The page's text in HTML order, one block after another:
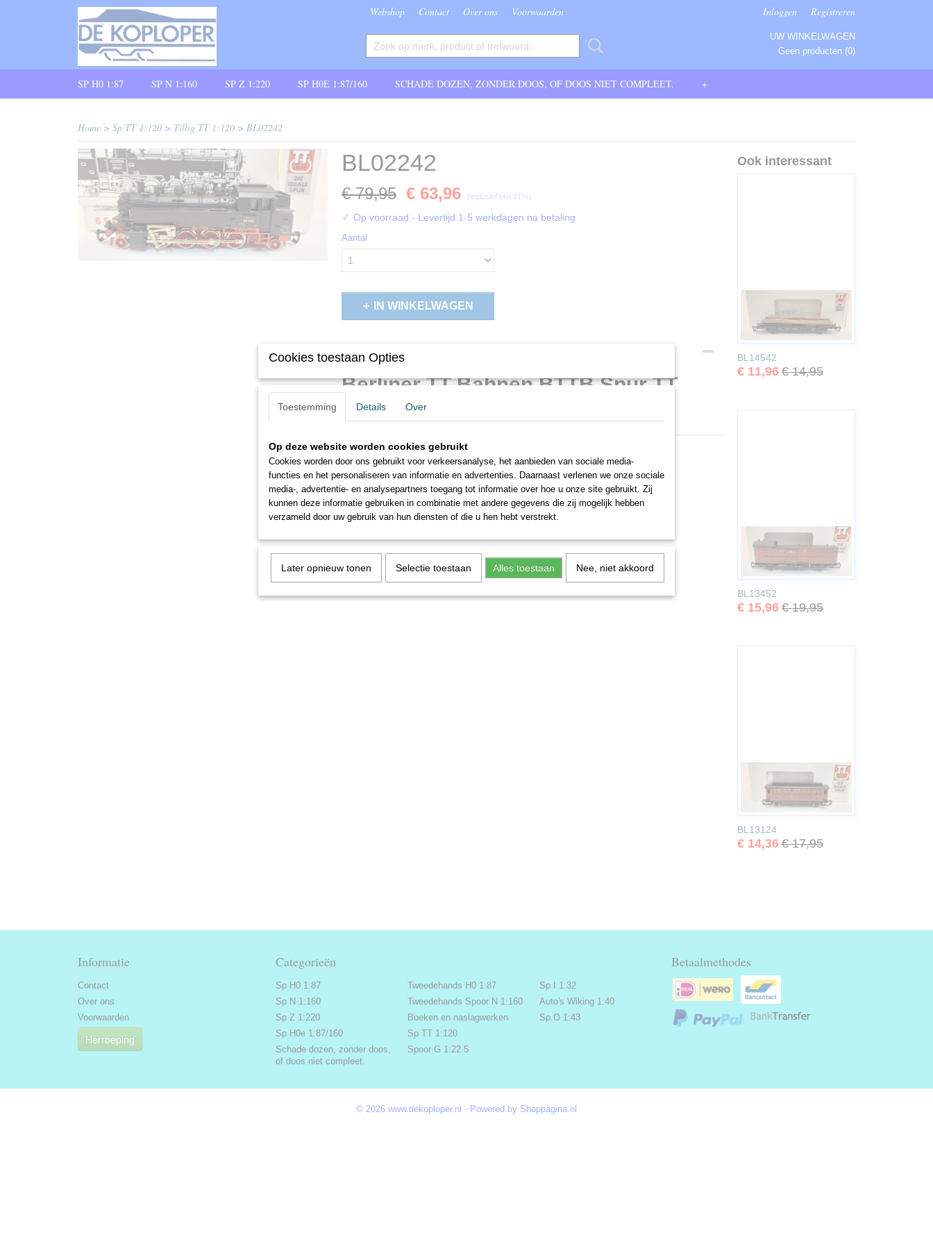
Webshop Contact Over ons Voorwaarden Inloggen Registreren
UW WINKELWAGEN
Geen producten (0)
SP H0 1:87 SP N 1:160 SP Z 1:220 SP H0E 1:87/160 SCHADE DOZEN, ZONDER DOOS, OF DOOS NIET COMPLEET. +
Home > Sp TT 1:120 > Tillig TT 1:120 > BL02242
BL02242
€ 79,95 € 63,96 (inclusief btw 21%)
✓ Op voorraad - Levertijd 1-5 werkdagen na betaling
Aantal
IN WINKELWAGEN
Omschrijving
Berliner TT Bahnen BTTB Spur TT
Dampflok BR 86 460 DRG
Ook interessant
BL14542
€ 11,96 € 14,95
BL13452
€ 15,96 € 19,95
BL13124
€ 14,36 € 17,95
Informatie
Contact
Over ons
Voorwaarden
Herroeping
Categorieën
Sp H0 1:87
Sp N 1:160
Sp Z 1:220
Sp H0e 1:87/160
Schade dozen, zonder doos,
of doos niet compleet.
Tweedehands H0 1:87
Tweedehands Spoor N 1:160
Boeken en naslagwerken
Sp TT 1:120
Spoor G 1:22.5
Sp I 1:32
Auto's Wiking 1:40
Sp.O 1:43
Betaalmethodes
© 2026 www.dekoploper.nl - Powered by Shoppagina.nl
Cookies toestaan Opties
Toestemming Details Over
Op deze website worden cookies gebruikt
Cookies worden door ons gebruikt voor verkeersanalyse, het aanbieden van sociale media-
functies en het personaliseren van informatie en advertenties. Daarnaast verlenen we onze sociale
media-, advertentie- en analysepartners toegang tot informatie over hoe u onze site gebruikt. Zij
kunnen deze informatie gebruiken in combinatie met andere gegevens die zij mogelijk hebben
verzameld door uw gebruik van hun diensten of die u hen hebt verstrekt.
Later opnieuw tonen Selectie toestaan Alles toestaan Nee, niet akkoord